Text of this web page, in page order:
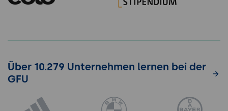
Über 10.279 Unternehmen lernen bei der
GFU